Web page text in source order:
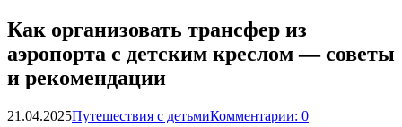
Как организовать трансфер из
аэропорта с детским креслом — советы
и рекомендации
21.04.2025Путешествия с детьмиКомментарии: 0